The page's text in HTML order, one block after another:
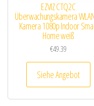
EZVIZ CTQ2C
Überwachungskamera
Kamera 1080p Indoor
Home weiß
€49.39
Siehe Angebot